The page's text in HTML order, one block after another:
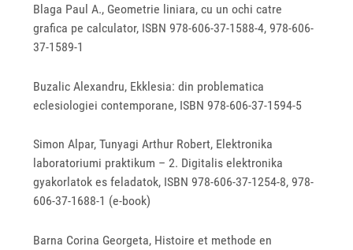
Blaga Paul A., Geometrie liniara, cu un ochi catre
grafica pe calculator, ISBN 978-606-37-1588-4, 978-606-
37-1589-1
Buzalic Alexandru, Ekklesia: din problematica
eclesiologiei contemporane, ISBN 978-606-37-1594-5
Simon Alpar, Tunyagi Arthur Robert, Elektronika
laboratoriumi praktikum – 2. Digitalis elektronika
gyakorlatok es feladatok, ISBN 978‐606‐37‐1254‐8, 978‐
606‐37‐1688‐1 (e-book)
Barna Corina Georgeta, Histoire et methode en